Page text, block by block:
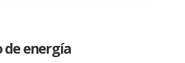
de energía